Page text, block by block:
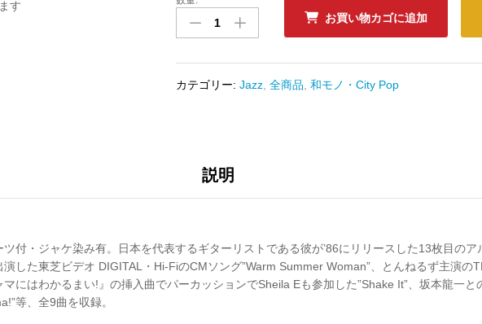
す
中
ﾚ
ﾄﾞ
JUNGLE
量
お買い物カゴに追加
カテゴリー:Jazz ,全商品 ,和モノ・City Pop
説明
付・ジャケ染み有。日本を代表するギターリストである彼が’86にリリースした13枚目のア
した東芝ビデオ DIGITAL・Hi-FiのCMソング”Warm Summer Woman”、とんねるず主演の
マにはわかるまい!』の挿入曲でパーカッションでSheila Eも参加した”Shake It”、坂本龍一と
等、全9曲を収録。